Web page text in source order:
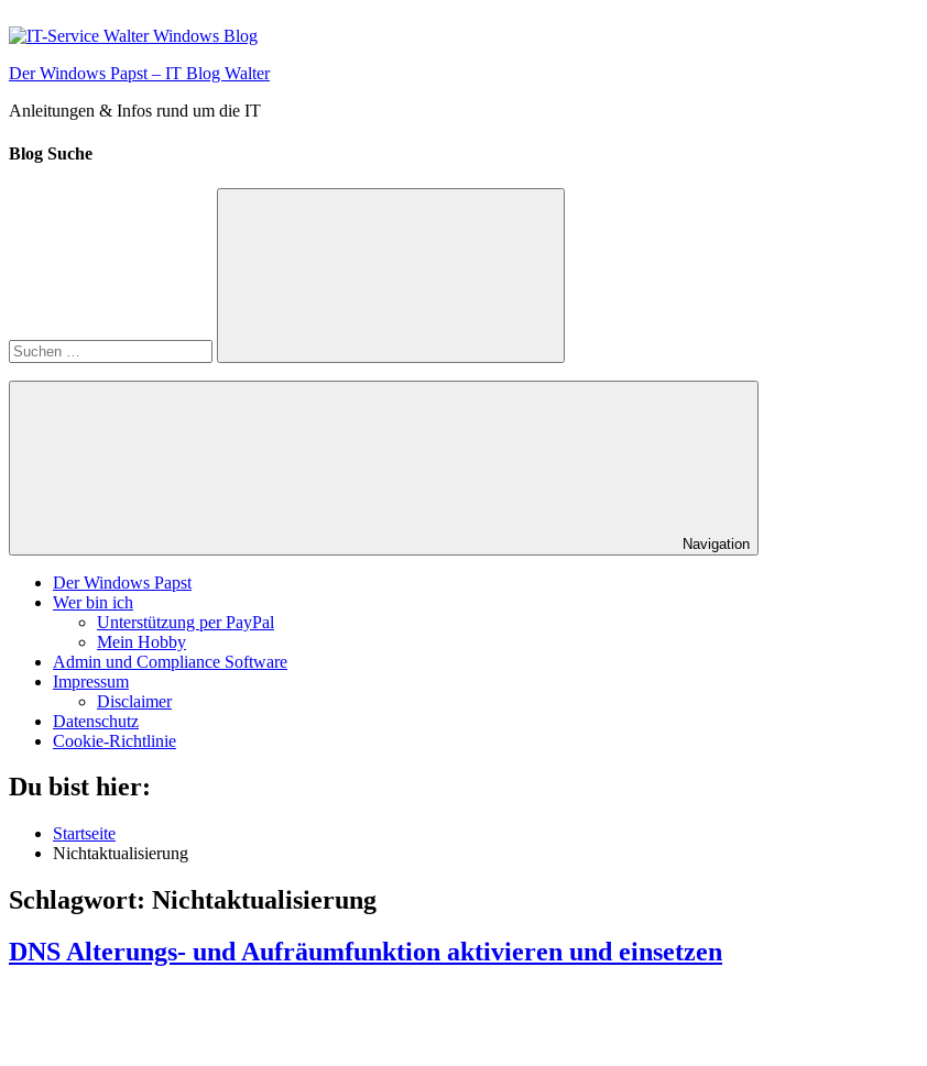
Inhalt
Der Windows Papst – IT Blog Walter
Anleitungen & Infos rund um die IT
Blog Suche
Suchen
Navigation
Der Windows Papst
Wer bin ich
Unterstützung per PayPal
Mein Hobby
Admin und Compliance Software
Impressum
Disclaimer
Datenschutz
Cookie-Richtlinie
Du bist hier:
Startseite
Nichtaktualisierung
Schlagwort: Nichtaktualisierung
DNS Alterungs- und Aufräumfunktion aktivieren und einsetzen